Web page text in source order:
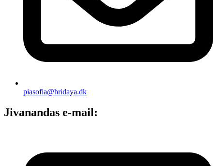
piasofia@hridaya.dk
Jivanandas e-mail: